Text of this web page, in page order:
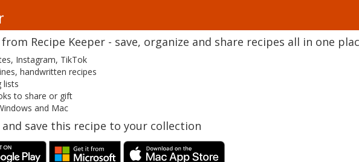
Recipe Keeper - save, organize and share recipes all in one
Instagram, TikTok
handwritten recipes
lists
to share or gift
and Mac
and save this recipe to your collection